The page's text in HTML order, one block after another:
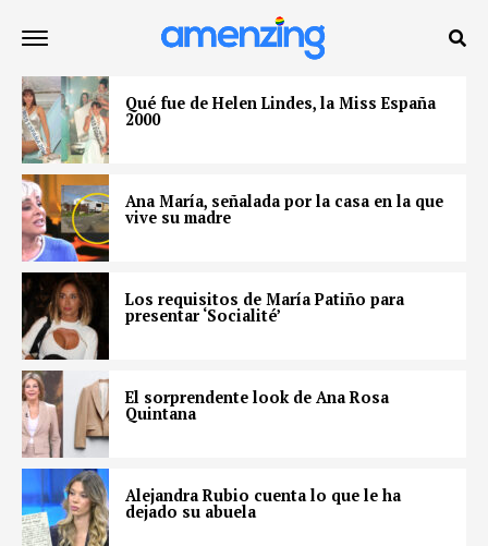
Qué fue de Helen Lindes, la Miss España
2000
Ana María, señalada por la casa en la que
vive su madre
Los requisitos de María Patiño para
presentar ‘Socialité’
El sorprendente look de Ana Rosa
Quintana
Alejandra Rubio cuenta lo que le ha
dejado su abuela